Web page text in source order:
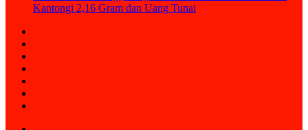
Kantongi 2,16 Gram dan Uang Tunai